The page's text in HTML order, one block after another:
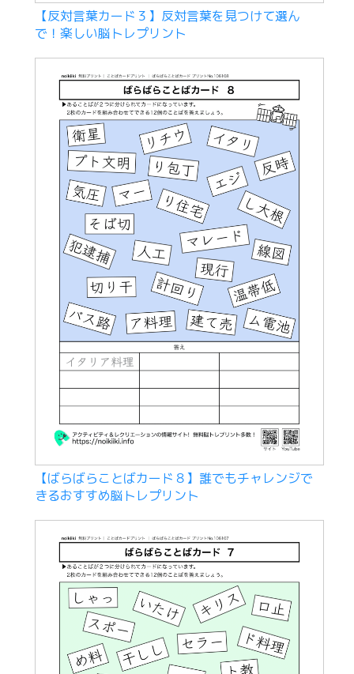
【反対言葉カード３】反対言葉を見つけて選ん
で！楽しい脳トレプリント
【ばらばらことばカード８】誰でもチャレンジで
きるおすすめ脳トレプリント